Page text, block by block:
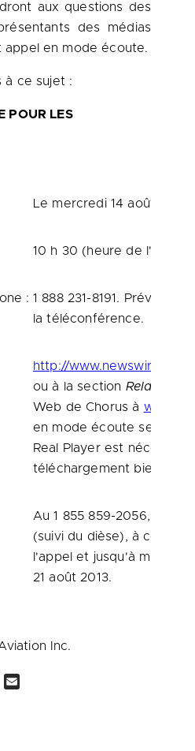
aux questions des
des médias
appel en mode écoute.
à ce sujet :
POUR LES
Le mercredi 14 août 2013
10 h 30 (heure de
: 1 888 231-8191. Prévoir
la téléconférence.
http://www.newswire.ca/
ou à la section Relations
Web de Chorus à
en mode écoute
Real Player est
téléchargement bien
Au 1 855 859-2056, sans
(suivi du dièse), à
l'appel et jusqu'à minuit
21 août 2013.
Inc.